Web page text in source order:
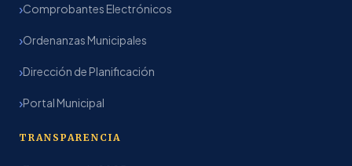
Comprobantes Electrónicos
Ordenanzas Municipales
Dirección de Planificación
Portal Municipal
TRANSPARENCIA